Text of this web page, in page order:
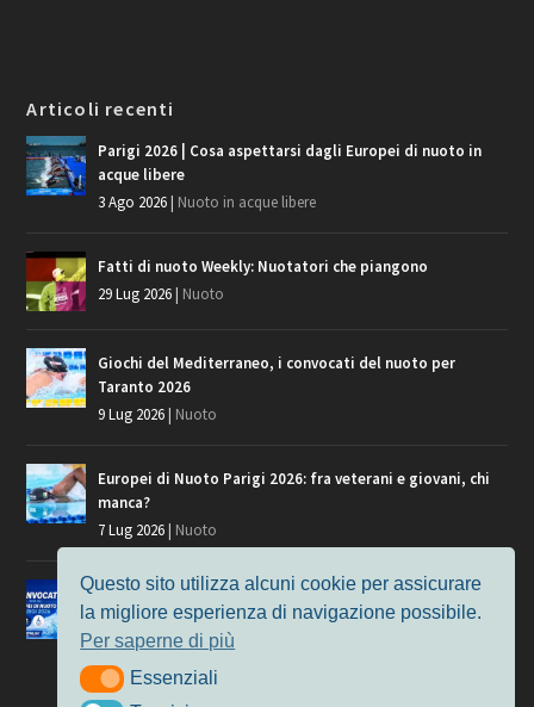
Articoli recenti
Parigi 2026 | Cosa aspettarsi dagli Europei di nuoto in
acque libere
3 Ago 2026| Nuoto in acque libere
Fatti di nuoto Weekly: Nuotatori che piangono
29 Lug 2026| Nuoto
Giochi del Mediterraneo, i convocati del nuoto per
Taranto 2026
9 Lug 2026| Nuoto
Europei di Nuoto Parigi 2026: fra veterani e giovani, chi
manca?
7 Lug 2026| Nuoto
Europei di Nuoto, i convocati per Parigi 2026
3 Lug 2026|Nuoto
Questo sito utilizza alcuni cookie per assicurare
la migliore esperienza di navigazione possibile.
Per saperne di più
EssenzialiEssenziali